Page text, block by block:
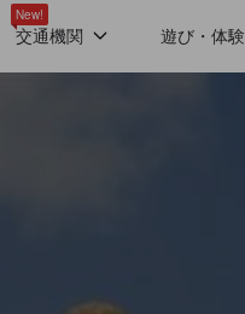
New!
交通機関 遊び・体験